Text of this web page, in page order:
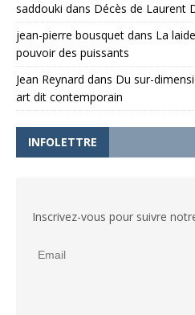
saddouki dans Décès de Laurent
jean-pierre bousquet dans La
pouvoir des puissants
Jean Reynard dans Du sur-
art dit contemporain
INFOLETTRE
Inscrivez-vous pour suivre